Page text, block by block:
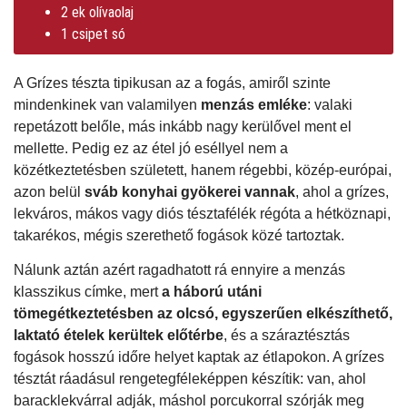
2 ek olívaolaj
1 csipet só
A Grízes tészta tipikusan az a fogás, amiről szinte
mindenkinek van valamilyen menzás emléke: valaki
repetázott belőle, más inkább nagy kerülővel ment el
mellette. Pedig ez az étel jó eséllyel nem a
közétkeztetésben született, hanem régebbi, közép-európai,
azon belül sváb konyhai gyökerei vannak, ahol a grízes,
lekváros, mákos vagy diós tésztafélék régóta a hétköznapi,
takarékos, mégis szerethető fogások közé tartoztak.
Nálunk aztán azért ragadhatott rá ennyire a menzás
klasszikus címke, merta háború utáni
tömegétkeztetésben az olcsó, egyszerűen elkészíthető,
laktató ételek kerültek előtérbe, és a száraztésztás
fogások hosszú időre helyet kaptak az étlapokon. A grízes
tésztát ráadásul rengetegféleképpen készítik: van, ahol
baracklekvárral adják, máshol porcukorral szórják meg